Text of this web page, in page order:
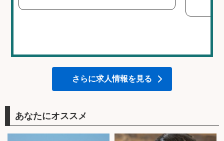
さらに求人情報を見る
あなたにオススメ